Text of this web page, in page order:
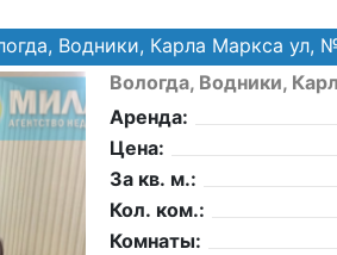
Водники, Карла Маркса ул,
Вологда, Водники,
Аренда:
Цена:
За кв. м.:
Кол. ком.:
Комнаты: